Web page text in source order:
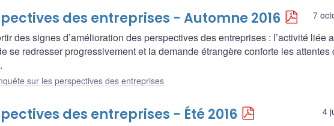
7
des entreprises - Automne 2016
des signes d’amélioration des perspectives des entreprises : l’activité liée
se redresser progressivement et la demande étrangère conforte les attentes
sur les perspectives des entreprises
4
des entreprises - Été 2016